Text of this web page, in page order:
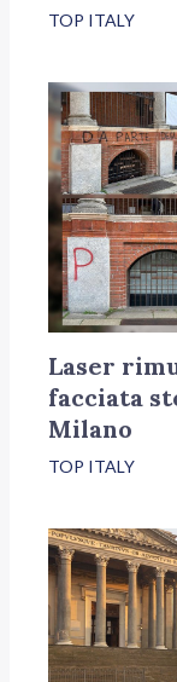
TOP ITALY
Laser
facciata
Milano
TOP ITALY